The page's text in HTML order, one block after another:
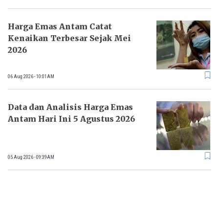
Harga Emas Antam Catat
Kenaikan Terbesar Sejak Mei
2026
06 Aug 2026 - 10:01AM
Data dan Analisis Harga Emas
Antam Hari Ini 5 Agustus 2026
05 Aug 2026 - 09:39AM